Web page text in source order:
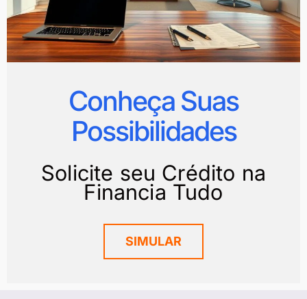
Conheça Suas
Possibilidades
Solicite seu Crédito na
Financia Tudo
SIMULAR